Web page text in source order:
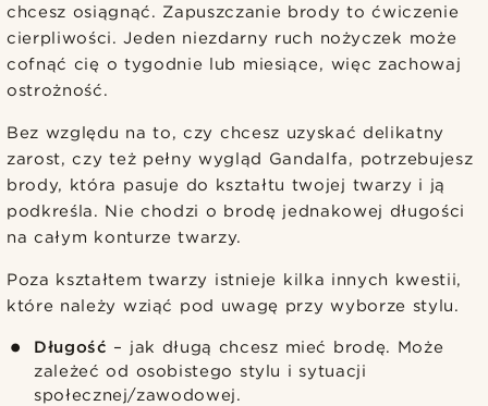
chcesz osiągnąć. Zapuszczanie brody to ćwiczenie
cierpliwości. Jeden niezdarny ruch nożyczek może
cofnąć cię o tygodnie lub miesiące, więc zachowaj
ostrożność.
Bez względu na to, czy chcesz uzyskać delikatny
zarost, czy też pełny wygląd Gandalfa, potrzebujesz
brody, która pasuje do kształtu twojej twarzy i ją
podkreśla. Nie chodzi o brodę jednakowej długości
na całym konturze twarzy.
Poza kształtem twarzy istnieje kilka innych kwestii,
które należy wziąć pod uwagę przy wyborze stylu.
Długość – jak długą chcesz mieć brodę. Może
zależeć od osobistego stylu i sytuacji
społecznej/zawodowej.